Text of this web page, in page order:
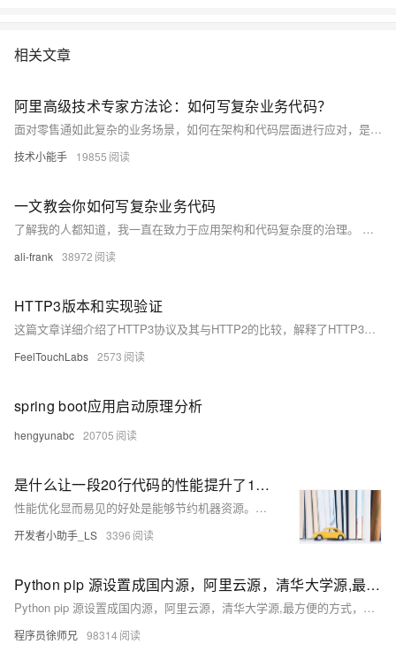
相关文章
阿里高级技术专家方法论：如何写复杂业务代码？
面对零售通如此复杂的业务场景，如何在架构和代码层面进行应对，是一个新课题。
技术小能手 19855
一文教会你如何写复杂业务代码
了解我的人都知道，我一直在致力于应用架构和代码复杂度的治理。 这两天在看零售通商品域的代码。面对零售通如此复杂的业务场景，如何在架构和代码层面进行应对，是一个新课题。针对该命题，我进行了比较细致的思考和研究。
ali-frank 38972
HTTP3版本和实现验证
这篇文章详细介绍了HTTP3协议及其与HTTP2的比较，解释了HTTP3基于QUIC协议的工作原理，包括0-RTT恢复、H3-29草案等技术细节，并提供了验证网站HTTP3支持和浏览器支持的工具和方法。
FeelTouchLabs 2573
spring boot应用启动原理分析
hengyunabc 20705
是什么让一段20行代码的性能提升了10倍
性能优化显而易见的好处是能够节约机器资源。如果一个有2000台服务器的应用，整体性能提升了10%，理论上来说，就相当于节省了200台的机器。除了节省机器资源外，性能好的应用相对于性能差的应用，在应对流量突增时更不容易达到机器的性能瓶颈，在同样流量场景下进行机器扩容时，也只需要更少的机器，从而能够更快的完成扩容、应急操作。所以，性能好的应用相对于性能差的应用在稳定性方面也更胜一筹。
开发者小助手_LS 3396
Python pip 源设置成国内源，阿里云源，清华大学源,最方便的方式，都在这里了
Python pip 源设置成国内源，阿里云源，清华大学源,最方便的方式，都在这里了
程序员徐师兄 98314